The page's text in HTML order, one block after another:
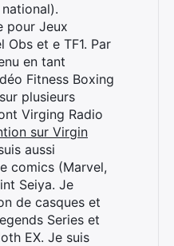
pour Jeux
Obs et e TF1. Par
en tant
Fitness Boxing
plusieurs
Virging Radio
sur Virgin
aussi
comics (Marvel,
Seiya. Je
de casques et
Series et
EX. Je suis